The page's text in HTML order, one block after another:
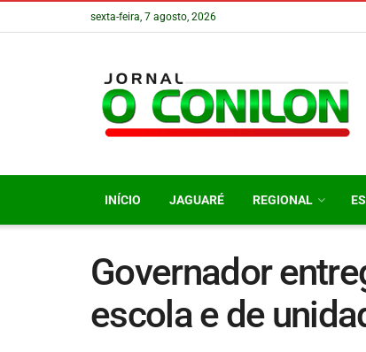
sexta-feira, 7 agosto, 2026
INÍCIO JAGUARÉ REGIONAL
Governador
escola e de